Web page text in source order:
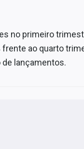
no primeiro
frente ao quarto
lançamentos.